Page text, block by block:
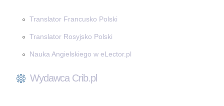
Translator Francusko Polski
Translator Rosyjsko Polski
Nauka Angielskiego w eLector.pl
Wydawca Crib.pl